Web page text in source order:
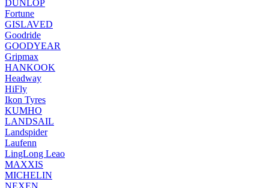
DUNLOP
Fortune
GISLAVED
Goodride
GOODYEAR
Gripmax
HANKOOK
Headway
HiFly
Ikon Tyres
KUMHO
LANDSAIL
Landspider
Laufenn
LingLong Leao
MAXXIS
MICHELIN
NEXEN